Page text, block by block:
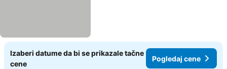
Izaberi datume da bi se prikazale tačne
cene
Pogledaj cene